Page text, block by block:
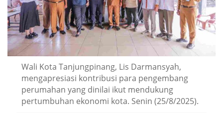
Wali Kota Tanjungpinang, Lis Darmansyah,
mengapresiasi kontribusi para pengembang
perumahan yang dinilai ikut mendukung
pertumbuhan ekonomi kota. Senin (25/8/2025).